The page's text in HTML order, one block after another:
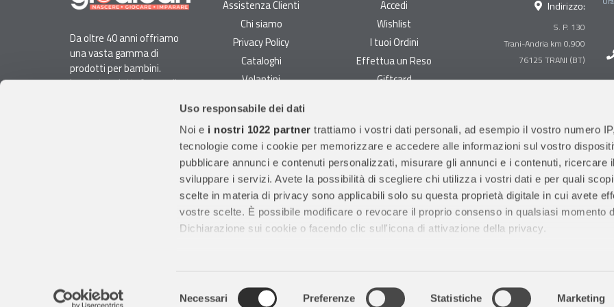
Uso responsabile dei dati
Noi e i nostri 1022 partner trattiamo i vostri dati personali, ad esempio il vostro numero
tecnologie come i cookie per memorizzare e accedere alle informazioni sul vostro
pubblicare annunci e contenuti personalizzati, misurare gli annunci e i contenuti, ricercare
sviluppare i servizi. Avete la possibilità di scegliere chi utilizza i vostri dati e per quali
scelte in materia di privacy sono applicabili solo su questa proprietà digitale in cui avete
vostre scelte. È possibile modificare o revocare il proprio consenso in qualsiasi momento
Dichiarazione sui cookie o facendo clic sull'icona di attivazione della privacy.
Identificare il tuo dispositivo, scansionandolo attivamente alla ricerca di caratteristiche
Necessari Preferenze Statistiche Marketing
Da oltre 40 anni offriamo
una vasta gamma di
prodotti per bambini.
La nostra piattaforma di
ricerca di giocattoli, articoli
per l'infanzia, cancelleria e
soddisfare le esigenze dei
Assistenza Clienti
Chi siamo
Privacy Policy
Cataloghi
Volantini
DURC e Tracciabilità
Rilevazione Misure
Radiatori
Accedi
Wishlist
I tuoi Ordini
Effettua un Reso
Giftcard
Garanzie
Condizioni di vendita
Spedizioni e Resi
Pagamenti sicuri
Indirizzo:
S. P. 130
Trani-Andria km 0,900
Prima Infanzia: 0883
494858
Orari di apertura al pubblico
Gruppo Giodicart srl S. P. 130 Trani-Andria km 0,900 (16 bis uscita Trani Nord) 76125 TRANI (BT)
P. IVA